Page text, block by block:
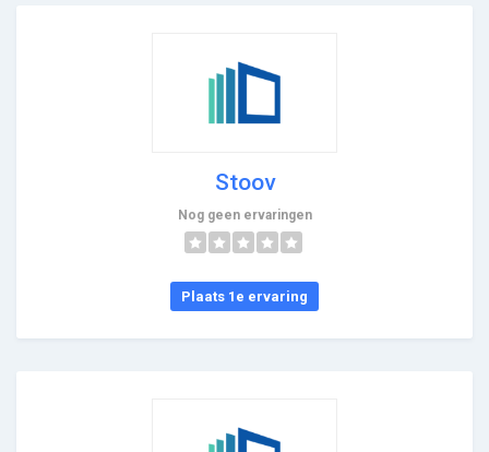
Stoov
Nog geen ervaringen
Plaats 1e ervaring